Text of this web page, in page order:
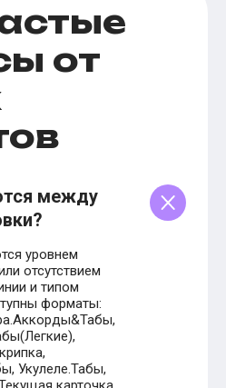
от
между
уровнем
отсутствием
и типом
форматы:
Укулеле.Табы,